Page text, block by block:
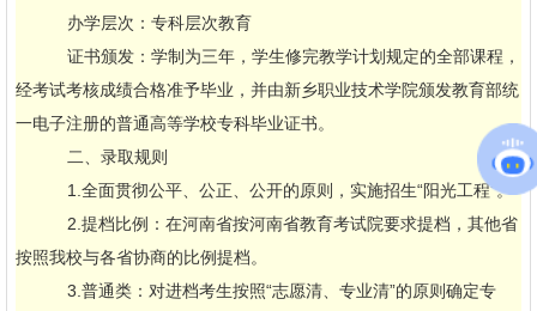
办学层次：专科层次教育
证书颁发：学制为三年，学生修完教学计划规定的全部课程，
经考试考核成绩合格准予毕业，并由新乡职业技术学院颁发教育部统
一电子注册的普通高等学校专科毕业证书。
二、录取规则
1.全面贯彻公平、公正、公开的原则，实施招生“阳光工程”。
2.提档比例：在河南省按河南省教育考试院要求提档，其他省
按照我校与各省协商的比例提档。
3.普通类：对进档考生按照“志愿清、专业清”的原则确定专